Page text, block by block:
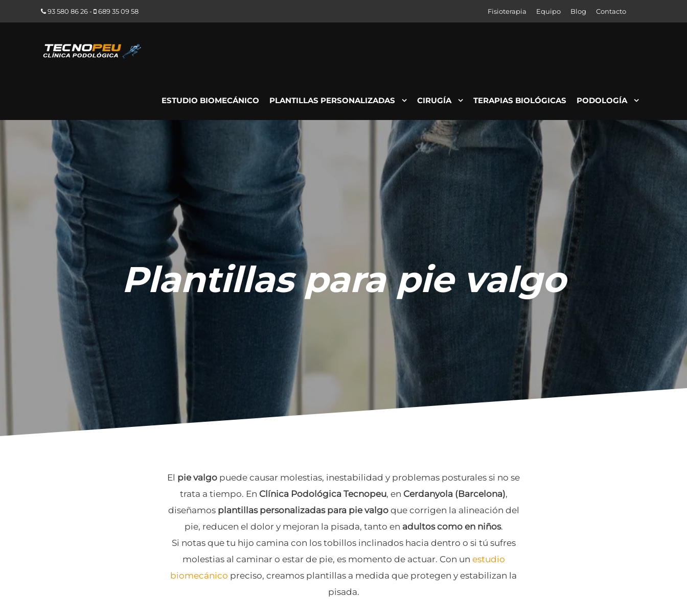
93 580 86 26- 689 35 09 58 Fisioterapia Equipo Blog Contacto
ESTUDIO BIOMECÁNICO PLANTILLAS PERSONALIZADAS CIRUGÍA TERAPIAS BIOLÓGICAS PODOLOGÍA
Plantillas para pie valgo
El pie valgo puede causar molestias, inestabilidad y problemas posturales si no se
trata a tiempo. En Clínica Podológica Tecnopeu, en Cerdanyola (Barcelona),
diseñamos plantillas personalizadas para pie valgoque corrigen la alineación del
pie, reducen el dolor y mejoran la pisada, tanto en adultos como en niños.
Si notas que tu hijo camina con los tobillos inclinados hacia dentro o si tú sufres
molestias al caminar o estar de pie, es momento de actuar. Con un estudio
biomecánico preciso, creamos plantillas a medida que protegen y estabilizan la
pisada.